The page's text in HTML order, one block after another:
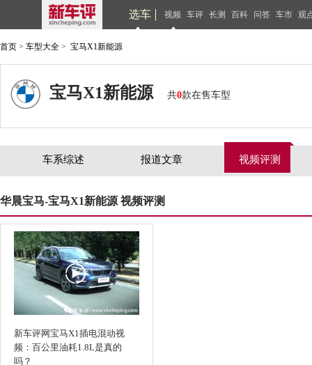
选车 视频 车评 长测 百科 问答 车市 观
首页 > 车型大全 > 宝马X1新能源
宝马X1新能源 共0款在售车型
车系综述 报道文章 视频评测
华晨宝马-宝马X1新能源 视频评测
新车评网宝马X1插电混动视
频：百公里油耗1.8L是真的
吗？